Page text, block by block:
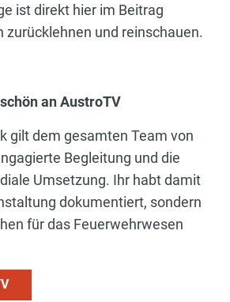
ist direkt hier im Beitrag
zurücklehnen und reinschauen.
an AustroTV
gilt dem gesamten Team von
Begleitung und die
Umsetzung. Ihr habt damit
dokumentiert, sondern
für das Feuerwehrwesen